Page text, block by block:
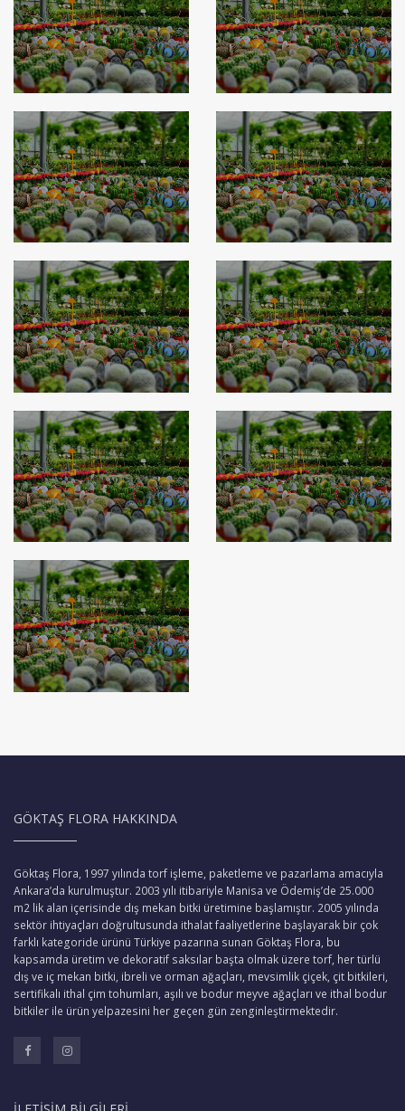
GÖKTAŞ FLORA HAKKINDA
Göktaş Flora, 1997 yılında torf işleme, paketleme ve pazarlama amacıyla
Ankara’da kurulmuştur. 2003 yılı itibariyle Manisa ve Ödemiş’de 25.000
m2 lik alan içerisinde dış mekan bitki üretimine başlamıştır. 2005 yılında
sektör ihtiyaçları doğrultusunda ithalat faaliyetlerine başlayarak bir çok
farklı kategoride ürünü Türkiye pazarına sunan Göktaş Flora, bu
kapsamda üretim ve dekoratif saksılar başta olmak üzere torf, her türlü
dış ve iç mekan bitki, ibreli ve orman ağaçları, mevsimlik çiçek, çit bitkileri,
sertifikalı ithal çim tohumları, aşılı ve bodur meyve ağaçları ve ithal bodur
bitkiler ile ürün yelpazesini her geçen gün zenginleştirmektedir.